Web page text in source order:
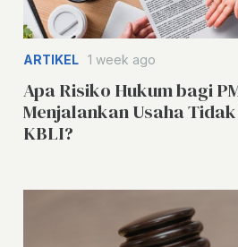
ARTIKEL 1 week ago
Apa Risiko Hukum bagi
Menjalankan Usaha
KBLI?